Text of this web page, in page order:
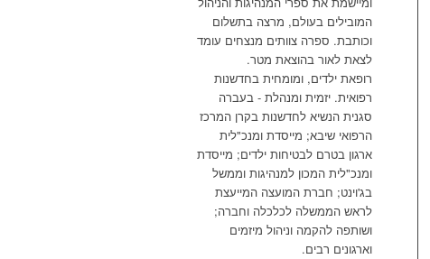
המובילים בעולם, מרצה בתשלום
וכותבת. ספרה צוותים מנצחים עומד
לצאת לאור בהוצאת מטר.
רופאת ילדים, ומומחית בחדשנות
רפואית. יזמית ומנהלת - בעברה
סגנית הנשיא לחדשנות בקרן המרכז
הרפואי שיבא; מייסדת ומנכ"לית
ארגון בטרם לבטיחות ילדים; מייסדת
ומנכ"לית המכון למנהיגות וממשל
בג'וינט; חברת המועצה המייעצת
לראש הממשלה לכלכלה וחברה;
ושותפה להקמה וניהול מיזמים
וארגונים רבים.